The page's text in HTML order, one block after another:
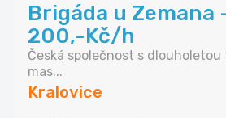
Brigáda u Zemana
200,-Kč/h
Česká společnost s
mas...
Kralovice